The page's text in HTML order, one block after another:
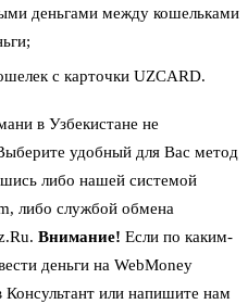
деньгами между кошельками
с карточки UZCARD.
в Узбекистане не
удобный для Вас метод
либо нашей системой
либо службой обмена
Внимание! Если по каким-
деньги на WebMoney
или напишите нам